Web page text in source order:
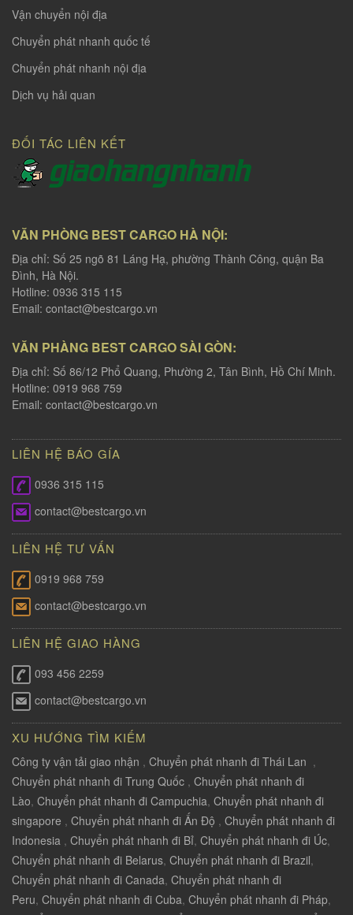
Vận chuyển nội địa
Chuyển phát nhanh quốc tế
Chuyển phát nhanh nội địa
Dịch vụ hải quan
ĐỐI TÁC LIÊN KẾT
VĂN PHÒNG BEST CARGO HÀ NỘI:
Địa chỉ: Số 25 ngõ 81 Láng Hạ, phường Thành Công, quận Ba
Đình, Hà Nội.
Hotline: 0936 315 115
Email: contact@bestcargo.vn
VĂN PHÀNG BEST CARGO SÀI GÒN:
Địa chỉ: Số 86/12 Phổ Quang, Phường 2, Tân Bình, Hồ Chí Minh.
Hotline: 0919 968 759
Email: contact@bestcargo.vn
LIÊN HỆ BÁO GÍA
0936 315 115
contact@bestcargo.vn
LIÊN HỆ TƯ VẤN
0919 968 759
contact@bestcargo.vn
LIÊN HỆ GIAO HÀNG
093 456 2259
contact@bestcargo.vn
XU HƯỚNG TÌM KIẾM
Công ty vận tải giao nhận , Chuyển phát nhanh đi Thái Lan ,
Chuyển phát nhanh đi Trung Quốc , Chuyển phát nhanh đi
Lào, Chuyển phát nhanh đi Campuchia, Chuyển phát nhanh đi
singapore , Chuyển phát nhanh đi Ấn Độ , Chuyển phát nhanh đi
Indonesia , Chuyển phát nhanh đi Bỉ, Chuyển phát nhanh đi Úc,
Chuyển phát nhanh đi Belarus, Chuyển phát nhanh đi Brazil,
Chuyển phát nhanh đi Canada, Chuyển phát nhanh đi
Peru, Chuyển phát nhanh đi Cuba, Chuyển phát nhanh đi Pháp,